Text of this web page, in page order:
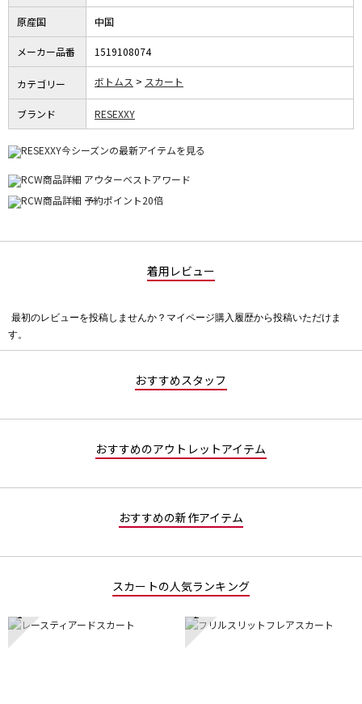
原産国 中国
メーカー品番 1519108074
カテゴリー ボトムス スカート
ブランド RESEXXY
着用レビュー
価
最初のレビューを投稿しませんか？マイページ購入履歴から投稿いただけま
す。
おすすめスタッフ
おすすめのアウトレットアイテム
おすすめの新作アイテム
スカートの人気ランキング
1 2